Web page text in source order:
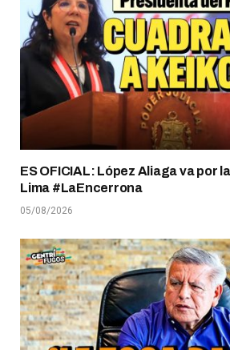
ES OFICIAL: López Aliaga va por
Lima #LaEncerrona
05/08/2026